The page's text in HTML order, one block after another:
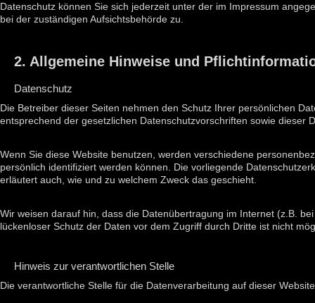
Datenschutz können Sie sich jederzeit unter der im Impressum
bei der zuständigen Aufsichtsbehörde zu.
2. Allgemeine Hinweise und
Datenschutz
Die Betreiber dieser Seiten nehmen den Schutz Ihrer persönlichen
entsprechend der gesetzlichen Datenschutzvorschriften sowie dieser
Wenn Sie diese Website benutzen, werden verschiedene
persönlich identifiziert werden können. Die vorliegende
erläutert auch, wie und zu welchem Zweck das geschieht.
Wir weisen darauf hin, dass die Datenübertragung im Internet (z.B.
lückenloser Schutz der Daten vor dem Zugriff durch Dritte ist nicht
Hinweis zur verantwortlichen Stelle
Die verantwortliche Stelle für die Datenverarbeitung auf dieser